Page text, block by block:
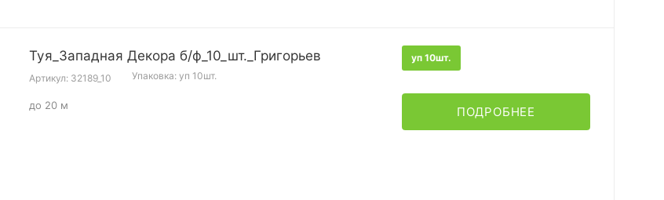
Туя_Западная Декора б/ф_10_шт._Григорьев
Артикул: 32189_10 Упаковка: уп 10шт.
до 20 м
уп 10шт.
ПОДРОБНЕЕ